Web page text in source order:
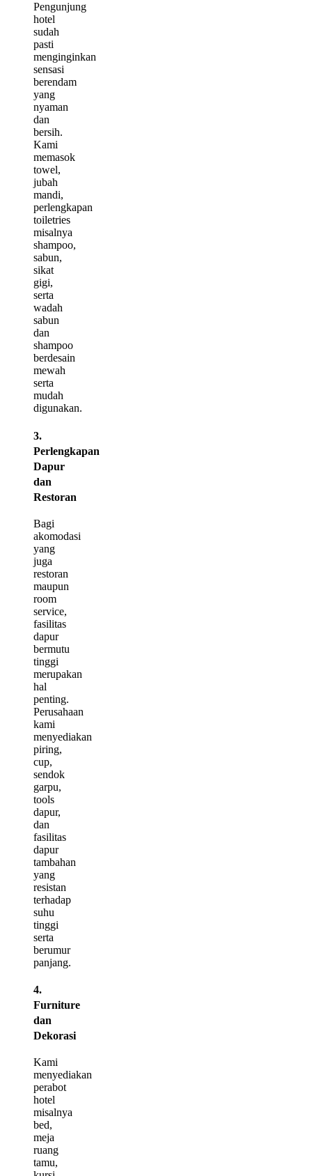
Pengunjung
hotel
sudah
pasti
menginginkan
sensasi
berendam
yang
nyaman
dan
bersih.
Kami
memasok
towel,
jubah
mandi,
perlengkapan
toiletries
misalnya
shampoo,
sabun,
sikat
gigi,
serta
wadah
sabun
dan
shampoo
berdesain
mewah
serta
mudah
digunakan.
3.
Perlengkapan
Dapur
dan
Restoran
Bagi
akomodasi
yang
juga
restoran
maupun
room
service,
fasilitas
dapur
bermutu
tinggi
merupakan
hal
penting.
Perusahaan
kami
menyediakan
piring,
cup,
sendok
garpu,
tools
dapur,
dan
fasilitas
dapur
tambahan
yang
resistan
terhadap
suhu
tinggi
serta
berumur
panjang.
4.
Furniture
dan
Dekorasi
Kami
menyediakan
perabot
hotel
misalnya
bed,
meja
ruang
tamu,